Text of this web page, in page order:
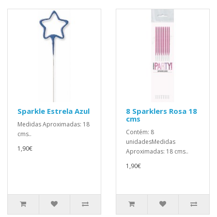
Sparkle Estrela Azul
Medidas Aproximadas: 18
cms..
1,90€
8 Sparklers Rosa 18
cms
Contém: 8
unidadesMedidas
Aproximadas: 18 cms..
1,90€